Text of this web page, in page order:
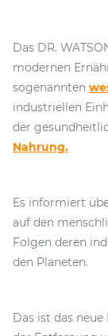
Das DR.
modernen
sogenannten
industriellen
der
Nahrung.
Es informiert
auf den
Folgen deren
den Planeten.
Das ist das